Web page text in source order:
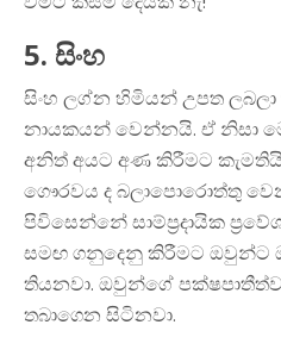
5. සිංහ
සිංහ ලග්න හිමියන් උපත
නායකයන් වෙන්නයි. ඒ නිසා
අනිත් අයට අණ කිරීමට
ගෞරවය ද බලාපොරොත්තු
පිවිසෙන්නේ සාම්ප්‍රදායික
සමඟ ගනුදෙනු කිරීමට ඔවුන්ට
තියනවා. ඔවුන්ගේ
තබාගෙන සිටිනවා.